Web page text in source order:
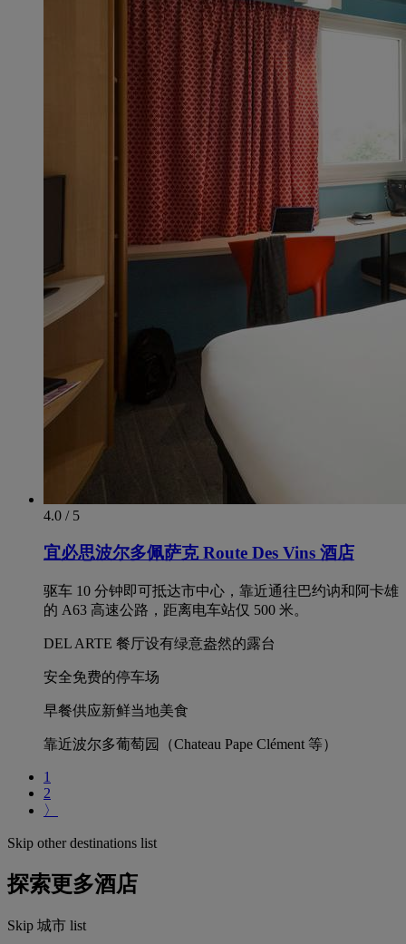
4.0 / 5
宜必思波尔多佩萨克 Route Des Vins 酒店
驱车 10 分钟即可抵达市中心，靠近通往巴约讷和阿卡雄
的 A63 高速公路，距离电车站仅 500 米。
DEL ARTE 餐厅设有绿意盎然的露台
安全免费的停车场
早餐供应新鲜当地美食
靠近波尔多葡萄园（Chateau Pape Clément 等）
1
2
〉
Skip other destinations list
探索更多酒店
Skip 城市 list